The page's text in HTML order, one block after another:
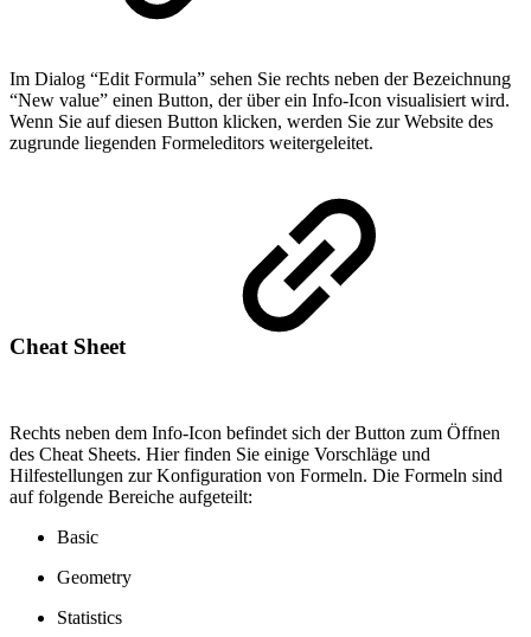
Im Dialog “Edit Formula” sehen Sie rechts neben der Bezeichnung
“New value” einen Button, der über ein Info-Icon visualisiert wird.
Wenn Sie auf diesen Button klicken, werden Sie zur Website des
zugrunde liegenden Formeleditors weitergeleitet.
Cheat Sheet
Rechts neben dem Info-Icon befindet sich der Button zum Öffnen
des Cheat Sheets. Hier finden Sie einige Vorschläge und
Hilfestellungen zur Konfiguration von Formeln. Die Formeln sind
auf folgende Bereiche aufgeteilt:
Basic
Geometry
Statistics